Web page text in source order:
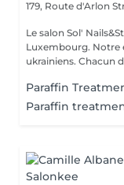
179, Route d'Arlon
Le salon Sol'
Luxembourg. Notre équipe est composée de PROspécialistes
ukrainiens. Chacun
Paraffin
Paraffin